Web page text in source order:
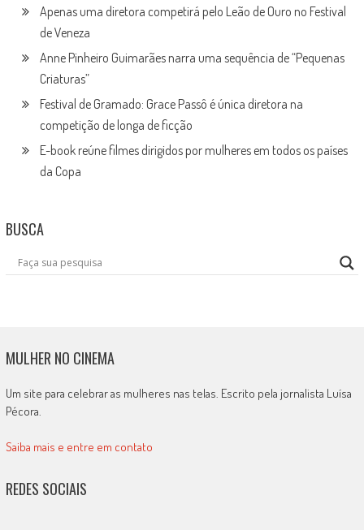
Apenas uma diretora competirá pelo Leão de Ouro no Festival
de Veneza
Anne Pinheiro Guimarães narra uma sequência de “Pequenas
Criaturas”
Festival de Gramado: Grace Passô é única diretora na
competição de longa de ficção
E-book reúne filmes dirigidos por mulheres em todos os países
da Copa
BUSCA
MULHER NO CINEMA
Um site para celebrar as mulheres nas telas. Escrito pela jornalista Luísa
Pécora.
Saiba mais e entre em contato
REDES SOCIAIS